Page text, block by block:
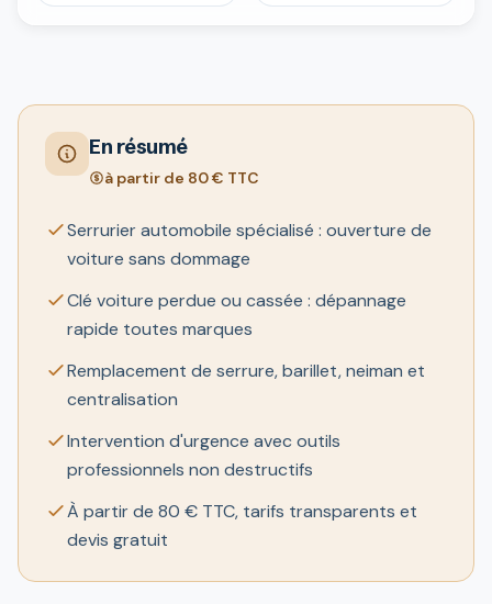
En résumé
à partir de 80 € TTC
Serrurier automobile spécialisé : ouverture de
voiture sans dommage
Clé voiture perdue ou cassée : dépannage
rapide toutes marques
Remplacement de serrure, barillet, neiman et
centralisation
Intervention d'urgence avec outils
professionnels non destructifs
À partir de 80 € TTC, tarifs transparents et
devis gratuit